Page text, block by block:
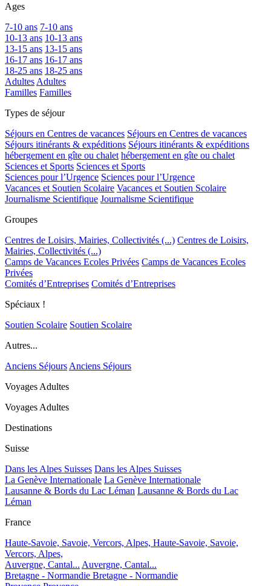
Ages
7-10 ans 7-10 ans
10-13 ans 10-13 ans
13-15 ans 13-15 ans
16-17 ans 16-17 ans
18-25 ans 18-25 ans
Adultes Adultes
Familles Familles
Types de séjour
Séjours en Centres de vacances Séjours en Centres de vacances
Séjours itinérants & expéditions Séjours itinérants & expéditions
hébergement en gîte ou chalet hébergement en gîte ou chalet
Sciences et Sports Sciences et Sports
Sciences pour l’Urgence Sciences pour l’Urgence
Vacances et Soutien Scolaire Vacances et Soutien Scolaire
Journalisme Scientifique Journalisme Scientifique
Groupes
Centres de Loisirs, Mairies, Collectivités (...) Centres de Loisirs,
Mairies, Collectivités (...)
Camps de Vacances Ecoles Privées Camps de Vacances Ecoles
Privées
Comités d’Entreprises Comités d’Entreprises
Spéciaux !
Soutien Scolaire Soutien Scolaire
Autres...
Anciens Séjours Anciens Séjours
Voyages Adultes
Voyages Adultes
Destinations
Suisse
Dans les Alpes Suisses Dans les Alpes Suisses
La Genève Internationale La Genève Internationale
Lausanne & Bords du Lac Léman Lausanne & Bords du Lac
Léman
France
Haute-Savoie, Savoie, Vercors, Alpes, Haute-Savoie, Savoie,
Vercors, Alpes,
Auvergne, Cantal... Auvergne, Cantal...
Bretagne - Normandie Bretagne - Normandie